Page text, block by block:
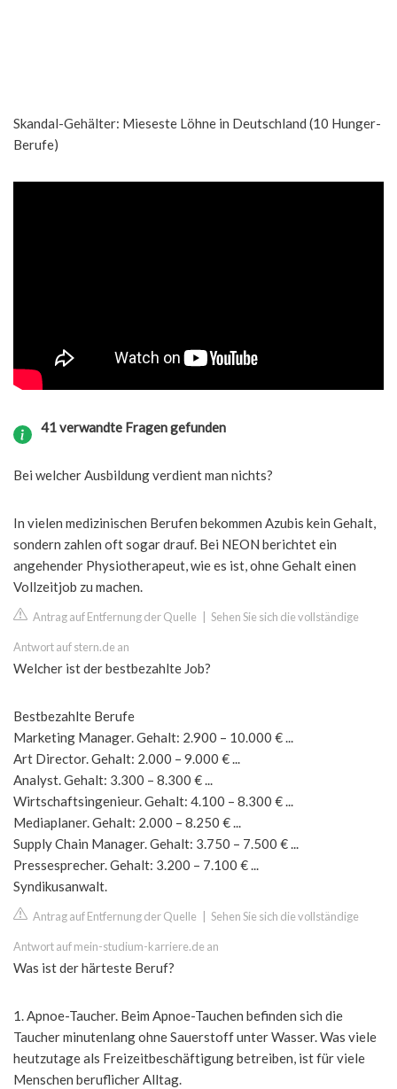
Skandal-Gehälter: Mieseste Löhne in Deutschland (10 Hunger-
Berufe)
41 verwandte Fragen gefunden
Bei welcher Ausbildung verdient man nichts?
In vielen medizinischen Berufen bekommen Azubis kein Gehalt,
sondern zahlen oft sogar drauf. Bei NEON berichtet ein
angehender Physiotherapeut, wie es ist, ohne Gehalt einen
Vollzeitjob zu machen.
Antrag auf Entfernung der Quelle Sehen Sie sich die vollständige
Antwort auf stern.de an
Welcher ist der bestbezahlte Job?
Bestbezahlte Berufe
Marketing Manager. Gehalt: 2.900 – 10.000 € ...
Art Director. Gehalt: 2.000 – 9.000 € ...
Analyst. Gehalt: 3.300 – 8.300 € ...
Wirtschaftsingenieur. Gehalt: 4.100 – 8.300 € ...
Mediaplaner. Gehalt: 2.000 – 8.250 € ...
Supply Chain Manager. Gehalt: 3.750 – 7.500 € ...
Pressesprecher. Gehalt: 3.200 – 7.100 € ...
Syndikusanwalt.
Antrag auf Entfernung der Quelle Sehen Sie sich die vollständige
Antwort auf mein-studium-karriere.de an
Was ist der härteste Beruf?
1. Apnoe-Taucher. Beim Apnoe-Tauchen befinden sich die
Taucher minutenlang ohne Sauerstoff unter Wasser. Was viele
heutzutage als Freizeitbeschäftigung betreiben, ist für viele
Menschen beruflicher Alltag.